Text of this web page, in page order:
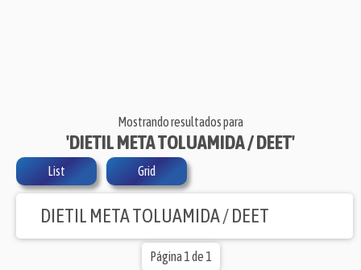
Mostrando resultados para
'DIETIL META TOLUAMIDA / DEET'
List Grid
DIETIL META TOLUAMIDA / DEET
Página 1 de 1